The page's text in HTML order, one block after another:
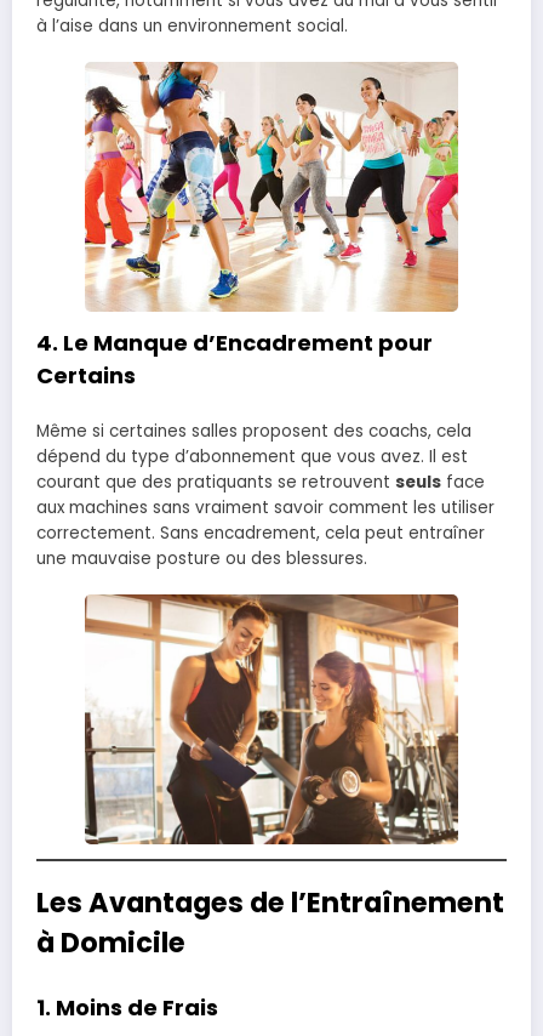
à l’aise dans un environnement social.
4. Le Manque d’Encadrement pour
Certains
Même si certaines salles proposent des coachs, cela
dépend du type d’abonnement que vous avez. Il est
courant que des pratiquants se retrouvent seuls face
aux machines sans vraiment savoir comment les utiliser
correctement. Sans encadrement, cela peut entraîner
une mauvaise posture ou des blessures.
Les Avantages de l’Entraînement
à Domicile
1. Moins de Frais